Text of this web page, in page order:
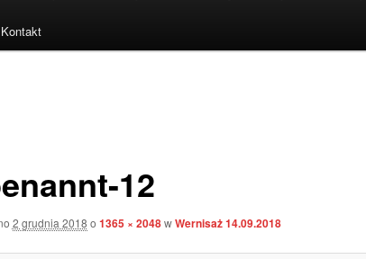
Kontakt
12
2 grudnia 2018 o 1365 × 2048wWernisaż 14.09.2018